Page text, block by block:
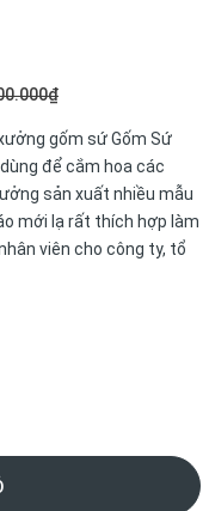
gốm sứ Gốm Sứ
để cắm hoa các
sản xuất nhiều mẫu
mới lạ rất thích hợp làm
viên cho công ty, tổ